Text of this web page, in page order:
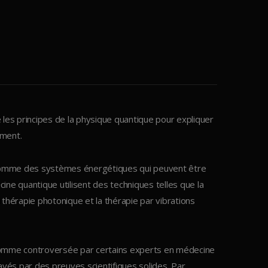
principes de la physique quantique pour expliquer
des systèmes énergétiques qui peuvent être
quantique utilisent des techniques telles que la
photonique et la thérapie par vibrations
controversée par certains experts en médecine
par des preuves scientifiques solides. Par